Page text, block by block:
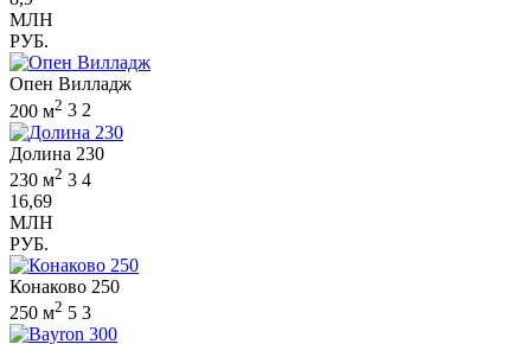
МЛН
РУБ.
Опен Вилладж
200 м2 3 2
Долина 230
230 м2 3 4
16,69
МЛН
РУБ.
Конаково 250
250 м2 5 3